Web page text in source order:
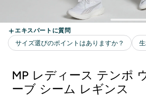
MP レディース テンポ
ーブ シーム レギンス